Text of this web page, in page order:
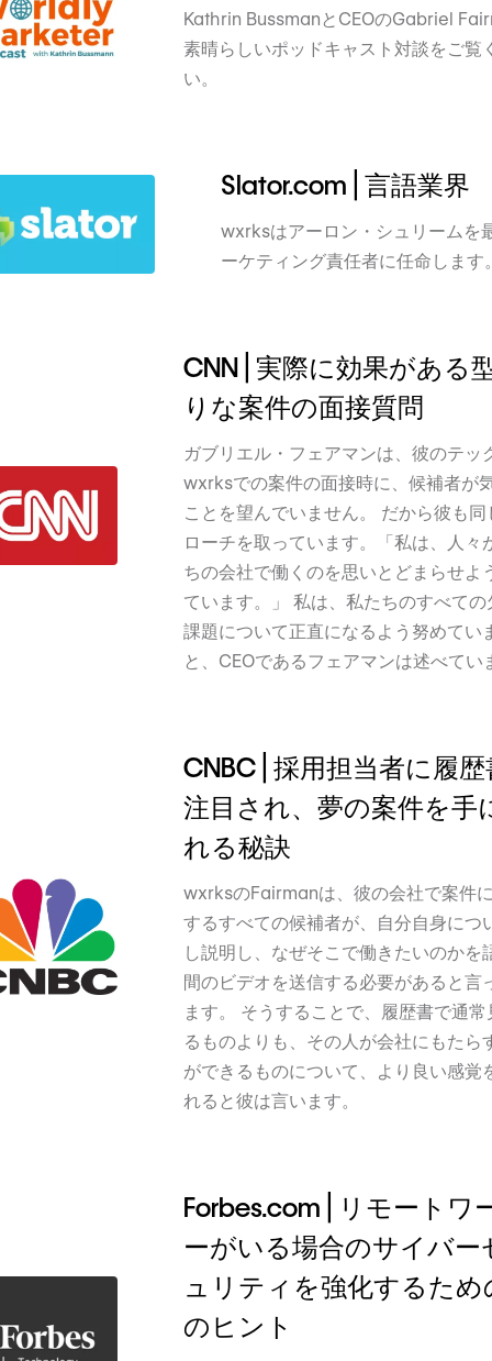
Kathrin BussmanとCEOのGabriel
素晴らしいポッドキャスト対談をご覧
い。
Slator.com | 言語業界
wxrksはアーロン・シュリームを
ーケティング責任者に任命します
CNN | 実際に効果がある
りな案件の面接質問
ガブリエル・フェアマンは、彼のテッ
wxrksでの案件の面接時に、候補者が
ことを望んでいません。 だから彼も同
ローチを取っています。「私は、人々
ちの会社で働くのを思いとどまらせよ
ています。」 私は、私たちのすべての
課題について正直になるよう努めてい
と、CEOであるフェアマンは述べてい
CNBC | 採用担当者に履
注目され、夢の案件を手
れる秘訣
wxrksのFairmanは、彼の会社で案件
するすべての候補者が、自分自身につ
し説明し、なぜそこで働きたいのかを
間のビデオを送信する必要があると言
ます。 そうすることで、履歴書で通常
るものよりも、その人が会社にもたら
ができるものについて、より良い感覚
れると彼は言います。
Forbes.com | リモートワ
ーがいる場合のサイバー
ュリティを強化するため
のヒント